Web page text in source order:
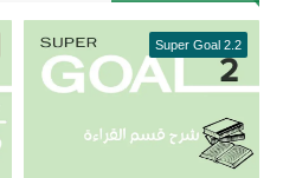
Super Goal 2.2